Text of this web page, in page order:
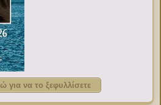
για να το ξεφυλλίσετε